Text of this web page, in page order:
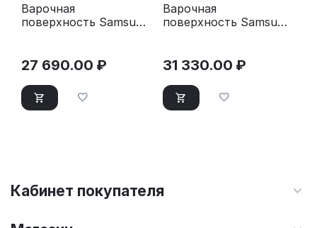
Варочная
поверхность Samsung
27 690.00 ₽
Варочная
поверхность Samsung
31 330.00 ₽
Кабинет покупателя